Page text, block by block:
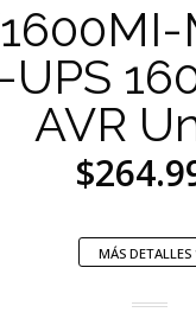
AVR
MÁS DETALLES